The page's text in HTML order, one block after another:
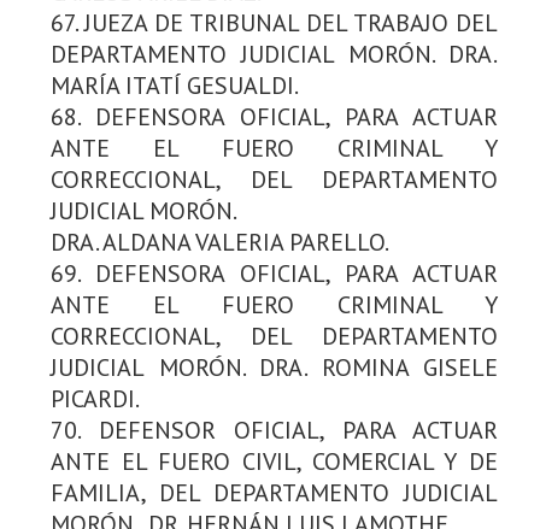
67. JUEZA DE TRIBUNAL DEL TRABAJO DEL
DEPARTAMENTO JUDICIAL MORÓN. DRA.
MARÍA ITATÍ GESUALDI.
68. DEFENSORA OFICIAL, PARA ACTUAR
ANTE EL FUERO CRIMINAL Y
CORRECCIONAL, DEL DEPARTAMENTO
JUDICIAL MORÓN.
DRA. ALDANA VALERIA PARELLO.
69. DEFENSORA OFICIAL, PARA ACTUAR
ANTE EL FUERO CRIMINAL Y
CORRECCIONAL, DEL DEPARTAMENTO
JUDICIAL MORÓN. DRA. ROMINA GISELE
PICARDI.
70. DEFENSOR OFICIAL, PARA ACTUAR
ANTE EL FUERO CIVIL, COMERCIAL Y DE
FAMILIA, DEL DEPARTAMENTO JUDICIAL